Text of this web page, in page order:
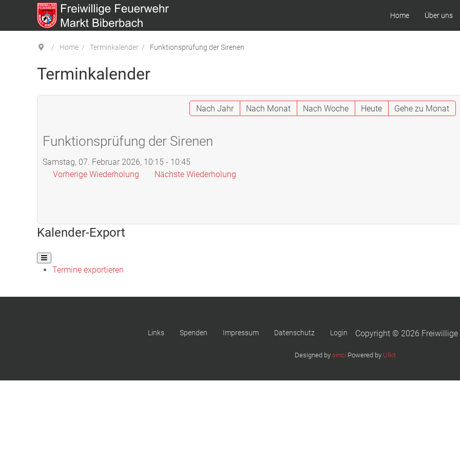
Home Über uns
Home Terminkalender Funktionsprüfung der Sirenen
Terminkalender
Nach Jahr Nach Monat Nach Woche Heute Gehe zu Monat
Funktionsprüfung der Sirenen
Samstag, 07. Februar 2026, 10:15 - 10:45
Vorherige Wiederholung
Nächste Wiederholung
Kalender-Export
Termine exportieren
Links Spenden Impressum Datenschutz Login Copyright © 2026 Freiwillige
Designed by sinci Powered by Ulkit